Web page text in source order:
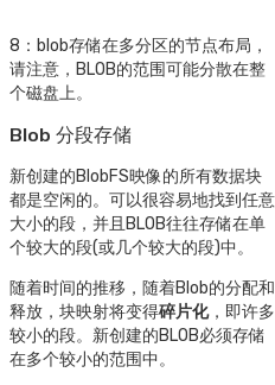
8：blob存储在多分区的节点布局，
请注意，BLOB的范围可能分散在整
个磁盘上。
Blob 分段存储
新创建的BlobFS映像的所有数据块
都是空闲的。可以很容易地找到任意
大小的段，并且BLOB往往存储在单
个较大的段(或几个较大的段)中。
随着时间的推移，随着Blob的分配和
释放，块映射将变得碎片化，即许多
较小的段。新创建的BLOB必须存储
在多个较小的范围中。